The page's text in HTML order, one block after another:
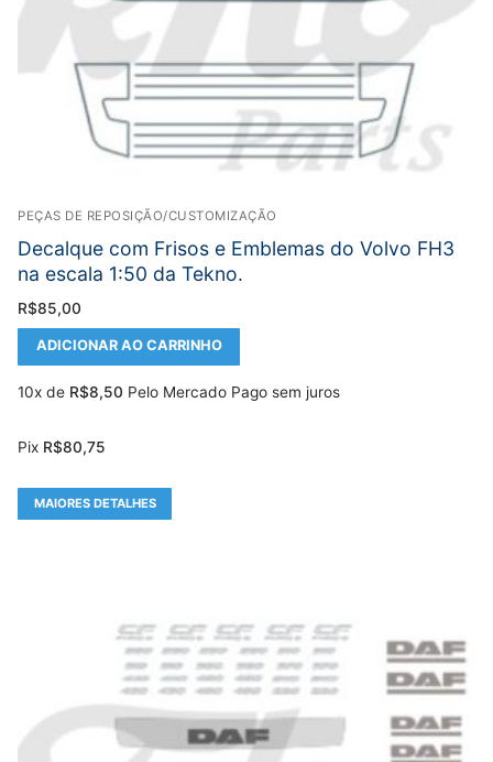
PEÇAS DE REPOSIÇÃO/CUSTOMIZAÇÃO
Decalque com Frisos e Emblemas do Volvo FH3
na escala 1:50 da Tekno.
R$85,00
ADICIONAR AO CARRINHO
10x de R$8,50 Pelo Mercado Pago sem juros
Pix R$80,75
MAIORES DETALHES